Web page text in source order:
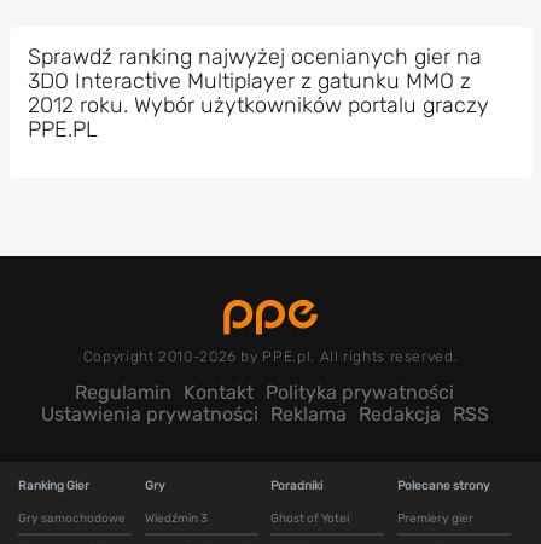
Sprawdź ranking najwyżej ocenianych gier na
3DO Interactive Multiplayer z gatunku MMO z
2012 roku. Wybór użytkowników portalu graczy
PPE.PL
Copyright 2010-2026 by PPE.pl. All rights reserved.
Regulamin Kontakt Polityka prywatności
Ustawienia prywatności
Reklama Redakcja RSS
Ranking Gier
Gry samochodowe
Gry
Wiedźmin 3
Poradniki
Ghost of Yotei
Polecane strony
Premiery gier